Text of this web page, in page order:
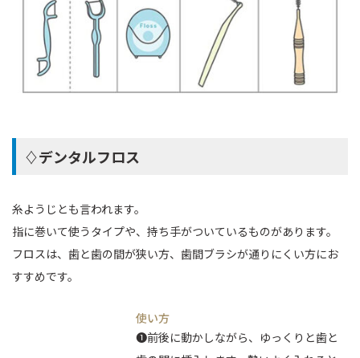
♢デンタルフロス
糸ようじとも言われます。
指に巻いて使うタイプや、持ち手がついているものがあります。
フロスは、歯と歯の間が狭い方、歯間ブラシが通りにくい方にお
すすめです。
使い方
❶前後に動かしながら、ゆっくりと歯と